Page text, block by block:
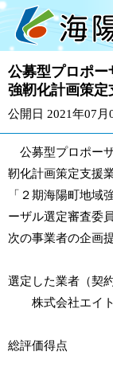
公募型プロポ
強靭化計画策定
公開日 2021年07月
公募型プロポー
靭化計画策定支援
「２期海陽町地域
ーザル選定審査委
次の事業者の企画
選定した業者（契
株式会社エイト
総評価得点